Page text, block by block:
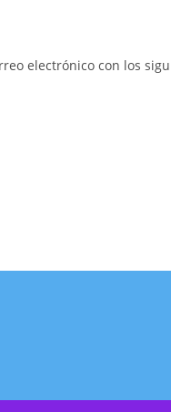
electrónico con los